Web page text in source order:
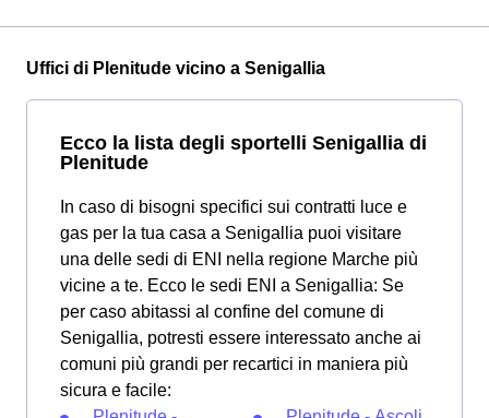
Uffici di Plenitude vicino a Senigallia
Ecco la lista degli sportelli Senigallia di
Plenitude
In caso di bisogni specifici sui contratti luce e
gas per la tua casa a Senigallia puoi visitare
una delle sedi di ENI nella regione Marche più
vicine a te. Ecco le sedi ENI a Senigallia: Se
per caso abitassi al confine del comune di
Senigallia, potresti essere interessato anche ai
comuni più grandi per recartici in maniera più
sicura e facile: